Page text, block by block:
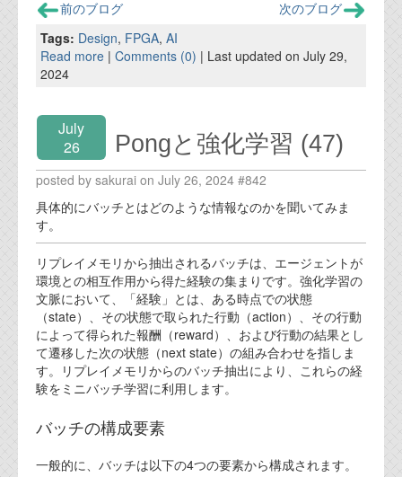
前のブログ
次のブログ
Tags: Design, FPGA, AI
Read more | Comments (0) | Last updated on July 29,
2024
July
26
Pongと強化学習 (47)
posted by sakurai on July 26, 2024 #842
具体的にバッチとはどのような情報なのかを聞いてみま
す。
リプレイメモリから抽出されるバッチは、エージェントが
環境との相互作用から得た経験の集まりです。強化学習の
文脈において、「経験」とは、ある時点での状態
（state）、その状態で取られた行動（action）、その行動
によって得られた報酬（reward）、および行動の結果とし
て遷移した次の状態（next state）の組み合わせを指しま
す。リプレイメモリからのバッチ抽出により、これらの経
験をミニバッチ学習に利用します。
バッチの構成要素
一般的に、バッチは以下の4つの要素から構成されます。